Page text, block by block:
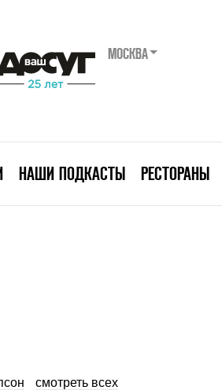
МОСКВА
НАШИ ПОДКАСТЫ РЕСТОРАНЫ
смотреть всех